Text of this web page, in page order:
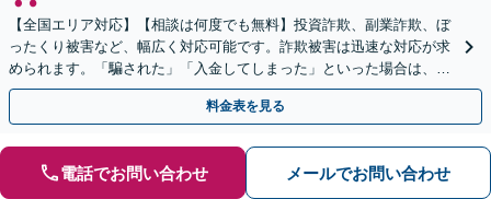
【全国エリア対応】【相談は何度でも無料】投資詐欺、副業詐欺、ぼ
ったくり被害など、幅広く対応可能です。詐欺被害は迅速な対応が求
められます。「騙された」「入金してしまった」といった場合は、お
早めにご相談ください。【電話・メール・WEB相談可】
料金表を見る
電話でお問い合わせ メールでお問い合わせ